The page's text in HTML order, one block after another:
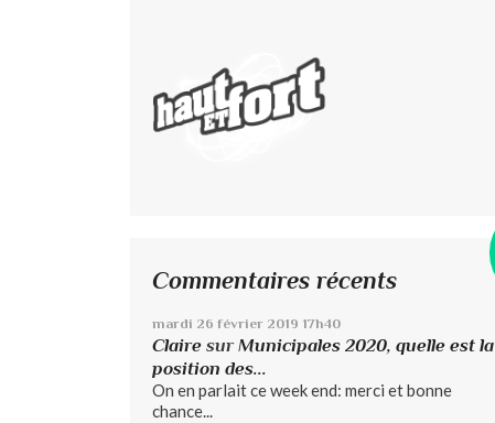
Commentaires récents
mardi 26 février 2019 17h40
Claire surMunicipales 2020, quelle est la
position des...
On en parlait ce week end: merci et bonne
chance...